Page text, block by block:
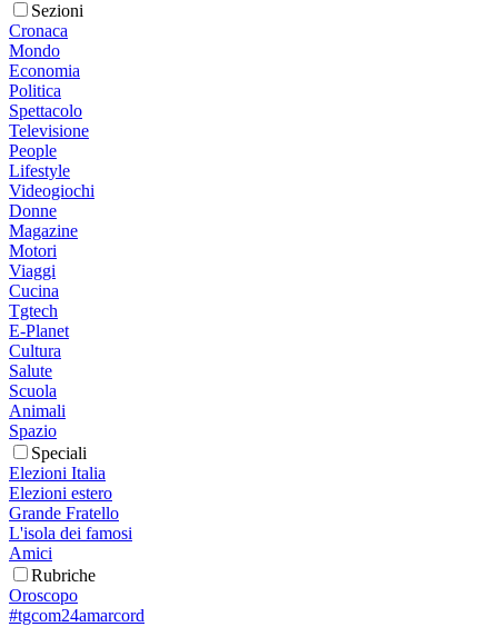
Sezioni
Cronaca
Mondo
Economia
Politica
Spettacolo
Televisione
People
Lifestyle
Videogiochi
Donne
Magazine
Motori
Viaggi
Cucina
Tgtech
E-Planet
Cultura
Salute
Scuola
Animali
Spazio
Speciali
Elezioni Italia
Elezioni estero
Grande Fratello
L'isola dei famosi
Amici
Rubriche
Oroscopo
#tgcom24amarcord